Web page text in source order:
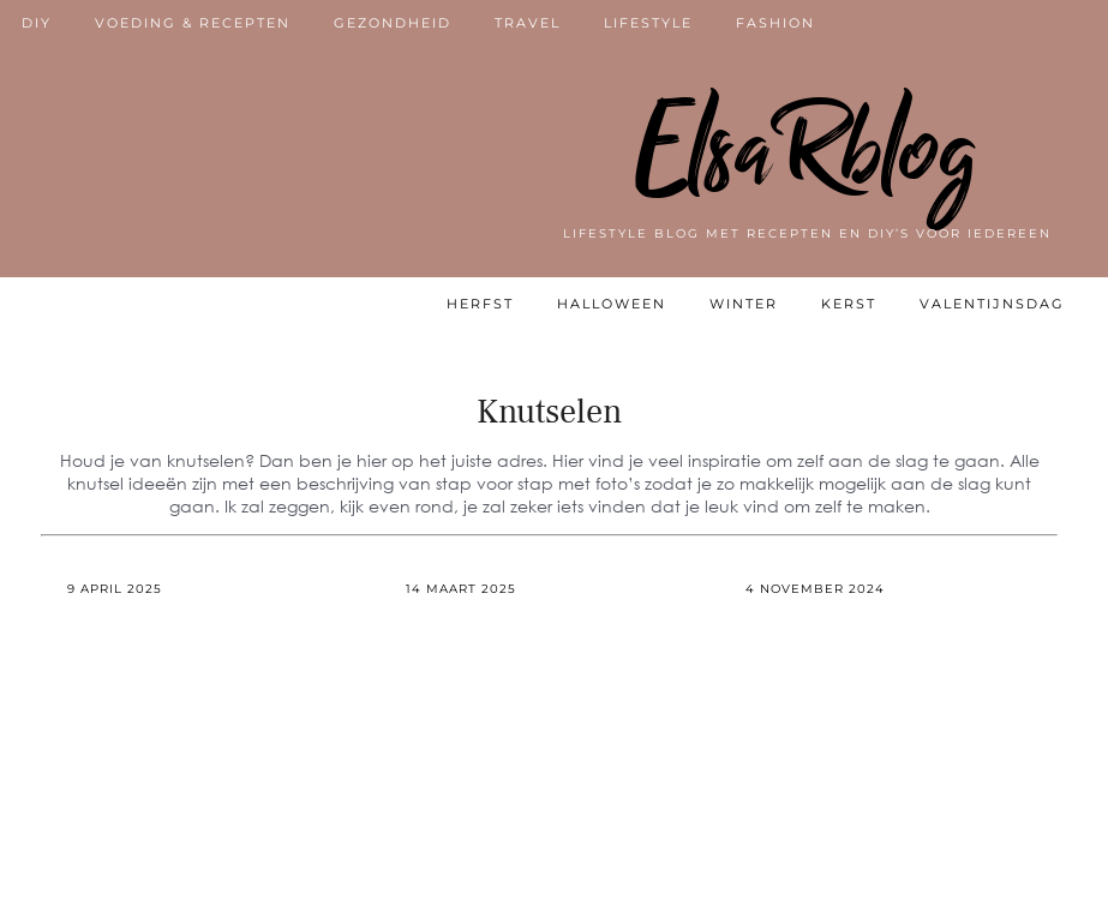
ElsaRblog
LIFESTYLE BLOG MET RECEPTEN EN DIY’S VOOR IEDEREEN
DIY VOEDING & RECEPTEN GEZONDHEID TRAVEL LIFESTYLE FASHION
HERFST HALLOWEEN WINTER KERST VALENTIJNSDAG
Knutselen
Houd je van knutselen? Dan ben je hier op het juiste adres. Hier vind je veel inspiratie om zelf aan de slag te gaan. Alle
knutsel ideeën zijn met een beschrijving van stap voor stap met foto’s zodat je zo makkelijk mogelijk aan de slag kunt
gaan. Ik zal zeggen, kijk even rond, je zal zeker iets vinden dat je leuk vind om zelf te maken.
9 APRIL 2025 14 MAART 2025 4 NOVEMBER 2024